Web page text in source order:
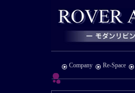
Company Re-Space